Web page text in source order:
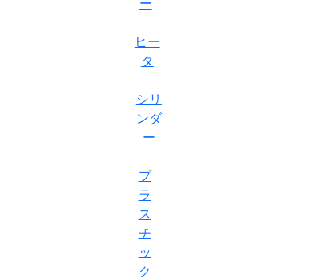
ヒー
タ
シリ
ンダ
ー
プ
ラ
ス
チ
ッ
ク